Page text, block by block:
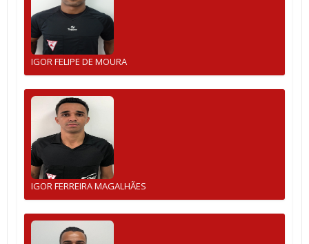
IGOR FELIPE DE MOURA
IGOR FERREIRA MAGALHÃES